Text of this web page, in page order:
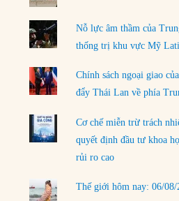
Chiến lược kế tiếp của Bắc Kinh
31/07/2026
LOAD MORE
Nỗ lực âm thầm của
thống trị khu vực Mỹ
Chính sách ngoại giao
đẩy Thái Lan về phía
Cơ chế miễn trừ trách
quyết định đầu tư khoa
rủi ro cao
Thế giới hôm nay: 06/08/